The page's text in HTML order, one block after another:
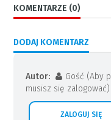
KOMENTARZE (0)
DODAJ KOMENTARZ
Autor:
Gość (Aby
musisz się zalogować)
ZALOGUJ SIĘ